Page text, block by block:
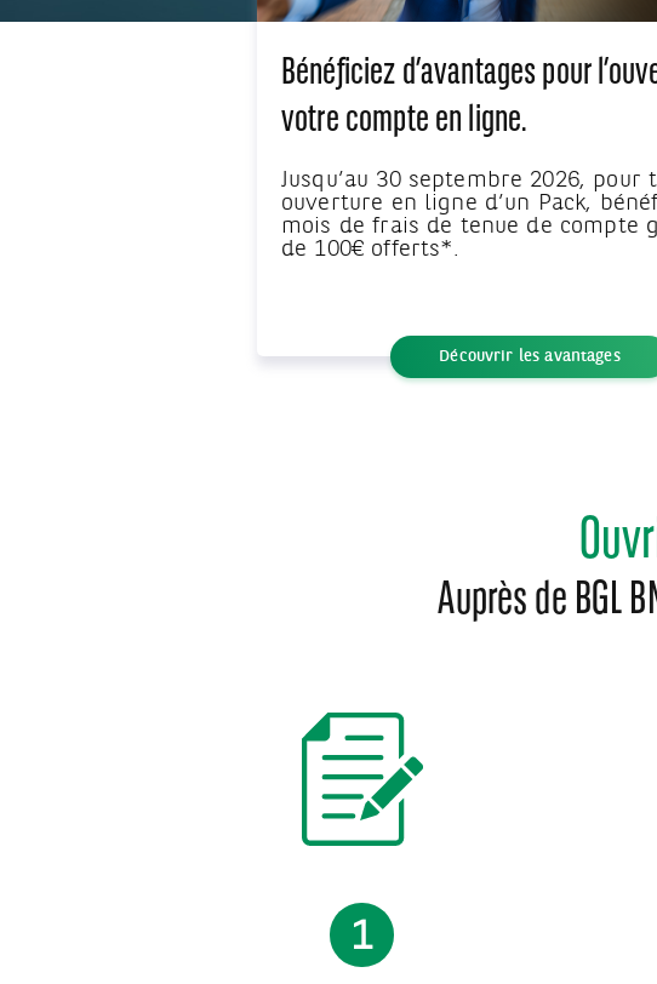
Bénéficiez d’avantages pour
votre compte en ligne.
Jusqu’au 30 septembre 2026, pour
ouverture en ligne d’un Pack,
mois de frais de tenue de compte
de 100€ offerts*.
Découvrir les avantages
Auprès de BGL
1